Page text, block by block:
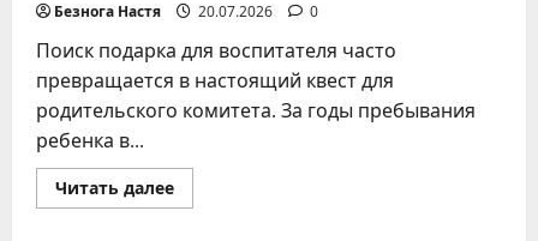
Безнога Настя 20.07.2026 0
Поиск подарка для воспитателя часто
превращается в настоящий квест для
родительского комитета. За годы пребывания
ребенка в...
Читать далееПрочитать
больше